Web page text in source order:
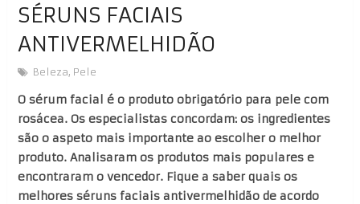
SÉRUNS FACIAIS
ANTIVERMELHIDÃO
Beleza, Pele
O sérum facial é o produto obrigatório para pele com
rosácea. Os especialistas concordam: os ingredientes
são o aspeto mais importante ao escolher o melhor
produto. Analisaram os produtos mais populares e
encontraram o vencedor. Fique a saber quais os
melhores séruns faciais antivermelhidão de acordo